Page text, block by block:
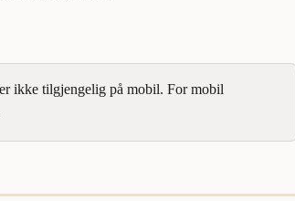
ikke tilgjengelig på mobil. For mobil